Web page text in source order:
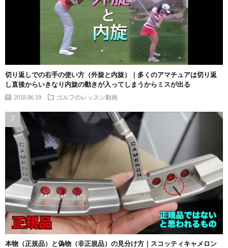
切り返しでの右手の使い方（外旋と内旋）｜多くのアマチュアは切り返
し直後からいきなり内旋の動きが入ってしまうからミスが出る
2018.06.19 ゴルフのレッスン動画
本物（正規品）と偽物（非正規品）の見分け方｜スコッティキャメロン